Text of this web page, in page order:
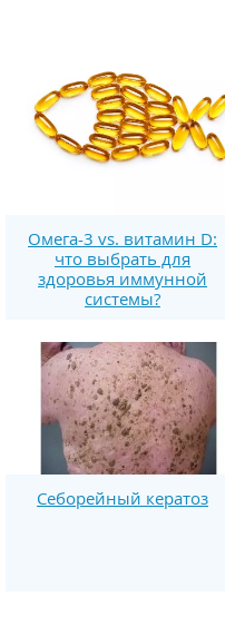
Омега-3 vs. витамин D:
что выбрать для
здоровья иммунной
системы?
Себорейный кератоз